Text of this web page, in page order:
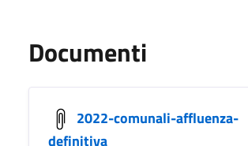
Documenti
2022-comunali-affluenza-
definitiva